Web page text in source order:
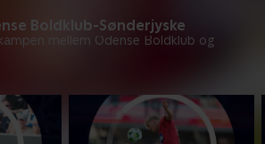
Boldklub-Sønderjyske
mellem Odense Boldklub og